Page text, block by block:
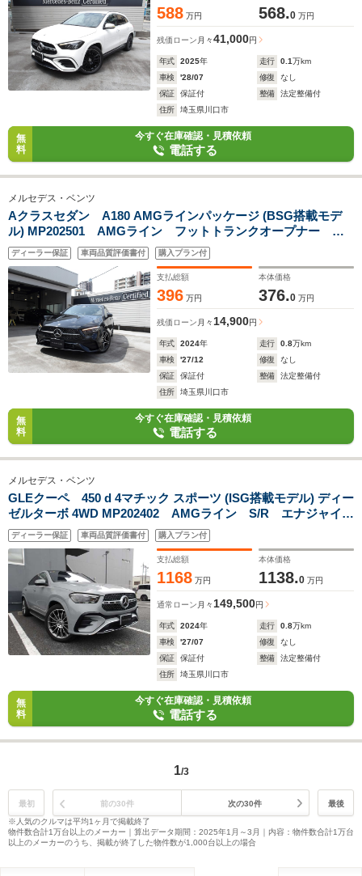
588 万円 568.0 万円
残価ローン 月々41,000円
年式 2025年 走行 0.1万km
車検
'28/07 修復
なし
保証
保証付 整備
法定整備付
住所
埼玉県川口市
無
料
今すぐ在庫確認・見積依頼
電話する
メルセデス・ベンツ
Aクラスセダン A180 AMGラインパッケージ (BSG搭載モデ
ル) MP202501 AMGライン フットトランクオープナー ア
ンビエントライト
ディーラー保証 車両品質評価書付 購入プラン付
支払総額
396 万円
本体価格
376.0 万円
残価ローン 月々 14,900円
年式 2024年 走行 0.8万km
車検
'27/12 修復
なし
保証
保証付 整備
法定整備付
住所
埼玉県川口市
無
料
今すぐ在庫確認・見積依頼
電話する
メルセデス・ベンツ
GLEクーペ 450 d 4マチック スポーツ (ISG搭載モデル) ディー
ゼルターボ 4WD MP202402 AMGライン S/R エナジャイジ
ングパッケージ エアバランスパッケージ ブルメスター
ディーラー保証 車両品質評価書付 購入プラン付
支払総額
1168 万円
本体価格
1138.0 万円
通常ローン 月々 149,500円
年式 2024年 走行 0.8万km
車検
'27/07 修復
なし
保証
保証付 整備
法定整備付
住所
埼玉県川口市
無
料
今すぐ在庫確認・見積依頼
電話する
1/3
最初 前の30件 次の30件
最後
※人気のクルマは平均1ヶ月で掲載終了
物件数合計1万台以上のメーカー｜算出データ期間：2025年1月～3月｜内容：物件数合計1万台
以上のメーカーのうち、掲載が終了した物件数が1,000台以上の場合